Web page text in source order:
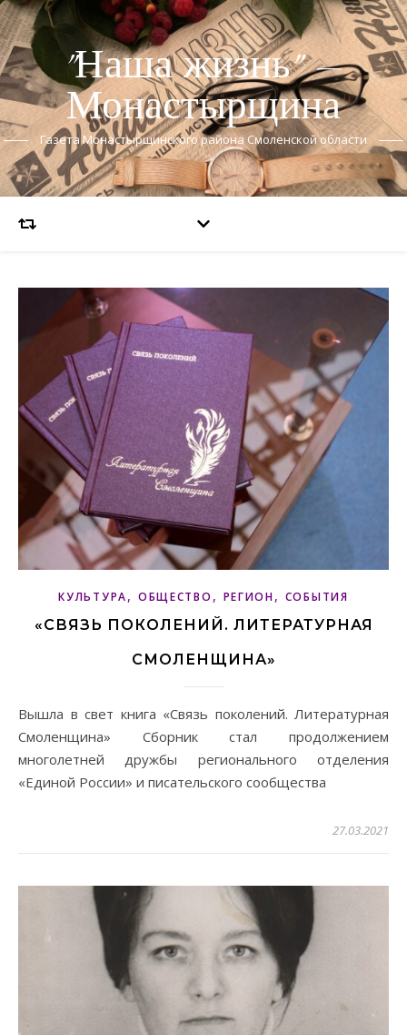
"Наша жизнь" —
Монастырщина
Газета Монастырщинского района Смоленской области
КУЛЬТУРА, ОБЩЕСТВО , РЕГИОН, СОБЫТИЯ
«СВЯЗЬ ПОКОЛЕНИЙ. ЛИТЕРАТУРНАЯ
СМОЛЕНЩИНА»
Вышла в свет книга «Связь поколений. Литературная
Смоленщина» Сборник стал продолжением
многолетней дружбы регионального отделения
«Единой России» и писательского сообщества
27.03.2021